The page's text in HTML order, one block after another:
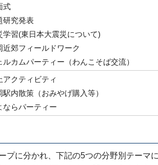
式
研究発表
学習(東日本大震災について)
近郊フィールドワーク
ルカムパーティー（わんこそば交流）
アクティビティ
駅内散策（おみやげ購入等）
ならパーティー
に分かれ、下記の5つの分野別テーマ